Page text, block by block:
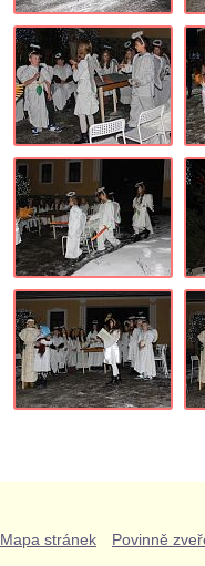
Mapa stránek Povinně